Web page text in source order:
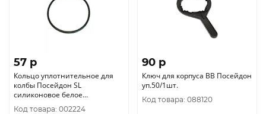
57 p
Кольцо уплотнительное для
колбы Посейдон SL
силиконовое белое
уп.100/1шт.
Код товара: 002224
90 p
Ключ для корпуса ВВ Посейдон
уп.50/1шт.
Код товара: 088120